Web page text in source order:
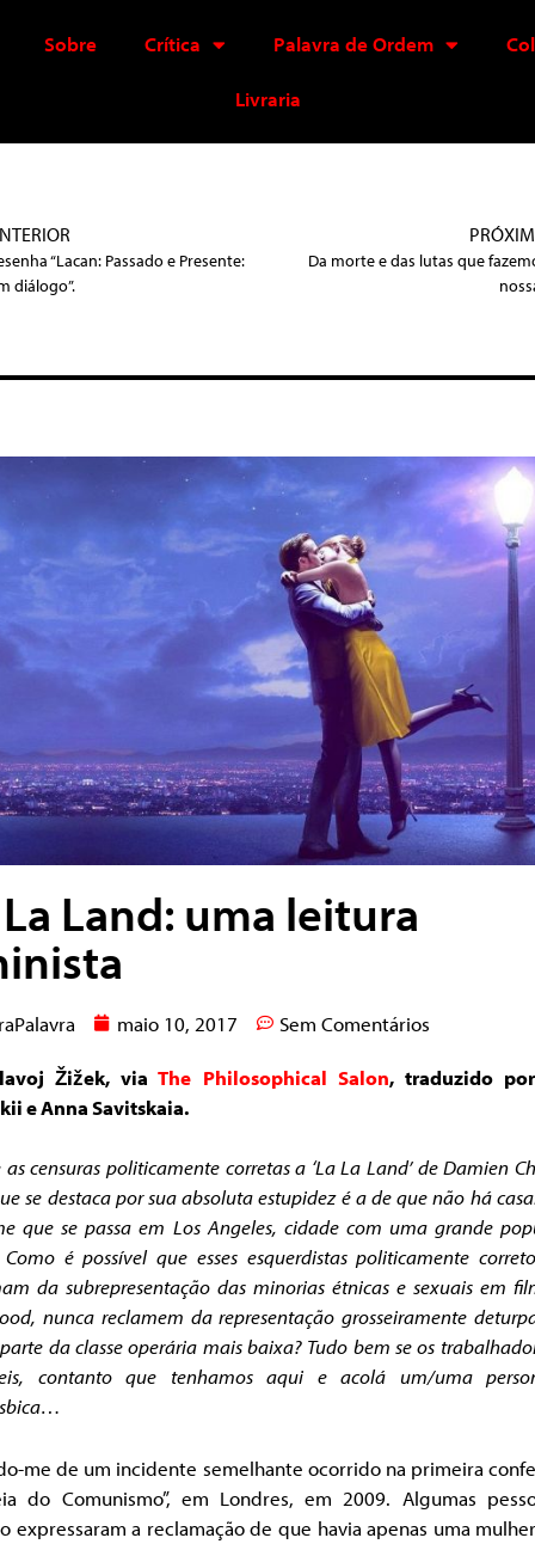
Sobre Crítica Palavra de Ordem
Livraria
“Lacan: Passado e Presente:
diálogo”.
Da morte e das lutas que
Land: uma leitura
maio 10, 2017 Sem Comentários
Žižek, viaThe Philosophical Salon, traduzido
e Anna Savitskaia.
as censuras politicamente corretas a ‘La La Land’ de Damien
se destaca por sua absoluta estupidez é a de que não há
que se passa em Los Angeles, cidade com uma grande
é possível que esses esquerdistas politicamente
da subrepresentação das minorias étnicas e sexuais em
nunca reclamem da representação grosseiramente
da classe operária mais baixa? Tudo bem se os
contanto que tenhamos aqui e acolá um/uma
me de um incidente semelhante ocorrido na primeira
do Comunismo”, em Londres, em 2009. Algumas
expressaram a reclamação de que havia apenas uma